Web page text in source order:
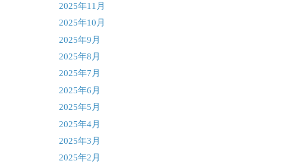
2025年11月
2025年10月
2025年9月
2025年8月
2025年7月
2025年6月
2025年5月
2025年4月
2025年3月
2025年2月